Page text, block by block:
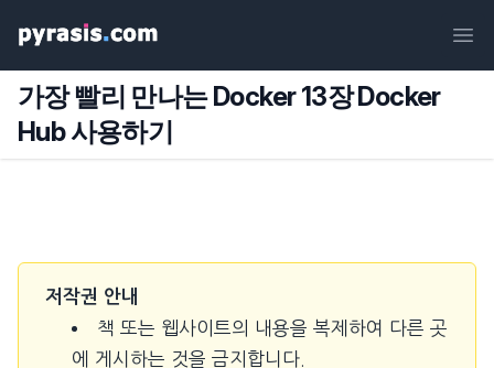
가장 빨리 만나는 Docker 13장 Docker
Hub 사용하기
저작권 안내
책 또는 웹사이트의 내용을 복제하여 다른 곳
에 게시하는 것을 금지합니다.